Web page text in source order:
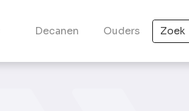
Decanen Ouders